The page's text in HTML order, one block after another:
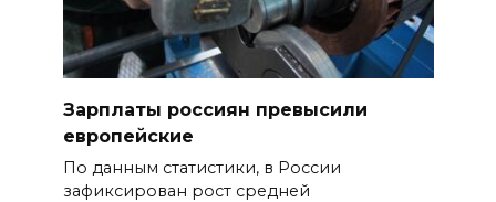
Зарплаты россиян превысили
европейские
По данным статистики, в России
зафиксирован рост средней